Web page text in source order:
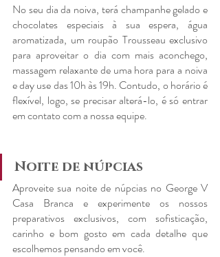
No seu dia da noiva, terá champanhe gelado e
chocolates especiais à sua espera, água
aromatizada, um roupão Trousseau exclusivo
para aproveitar o dia com mais aconchego,
massagem relaxante de uma hora para a noiva
e day use das 10h às 19h. Contudo, o horário é
flexível, logo, se precisar alterá-lo, é só entrar
em contato com a nossa equipe.
Noite de núpcias
Aproveite sua noite de núpcias no George V
Casa Branca e experimente os nossos
preparativos exclusivos, com sofisticação,
carinho e bom gosto em cada detalhe que
escolhemos pensando em você.